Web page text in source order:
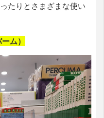
たりとさまざまな使い
ム）